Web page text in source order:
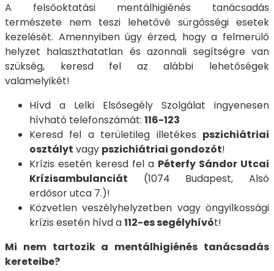
A felsőoktatási mentálhigiénés tanácsadás
természete nem teszi lehetővé sürgősségi esetek
kezelését. Amennyiben úgy érzed, hogy a felmerülő
helyzet halaszthatatlan és azonnali segítségre van
szükség, keresd fel az alábbi lehetőségek
valamelyikét!
Hívd a Lelki Elsősegély Szolgálat ingyenesen
hívható telefonszámát: 116-123
Keresd fel a területileg illetékes pszichiátriai
osztályt vagy pszichiátriai gondozót!
Krízis esetén keresd fel a Péterfy Sándor Utcai
Krízisambulanciát (1074 Budapest, Alsó
erdősor utca 7.)!
Közvetlen veszélyhelyzetben vagy öngyilkossági
krízis esetén hívd a112-es segélyhívót!
Mi nem tartozik a mentálhigiénés tanácsadás
kereteibe?